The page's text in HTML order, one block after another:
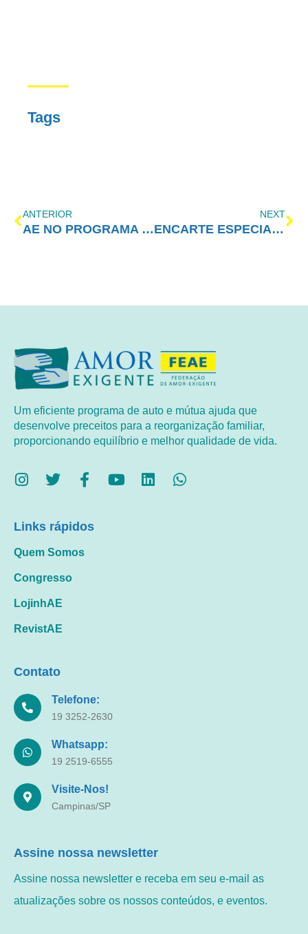
Tags
ANTERIOR
AE NO PROGRAMA VIDA MELHOR – REDEVIDA – 09/01/2023
NEXT
ENCARTE ESPECIAL – Fevereiro/2023
Um eficiente programa de auto e mútua ajuda que
desenvolve preceitos para a reorganização familiar,
proporcionando equilíbrio e melhor qualidade de vida.
Links rápidos
Quem Somos
Congresso
LojinhAE
RevistAE
Contato
Telefone:
19 3252-2630
Whatsapp:
19 2519-6555
Visite-Nos!
Campinas/SP
Assine nossa newsletter
Assine nossa newsletter e receba em seu e-mail as
atualizações sobre os nossos conteúdos, e eventos.